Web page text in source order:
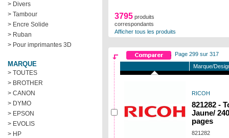
> Divers
> Tambour
> Encre Solide
> Ruban
> Pour imprimantes 3D
MARQUE
> TOUTES
> BROTHER
> CANON
> DYMO
> EPSON
> EVOLIS
> HP
3795 produits
correspondants
Afficher tous les produits
Page 299 sur 317
Marque/
RICOH
821282 -
Jaune/
pages
821282